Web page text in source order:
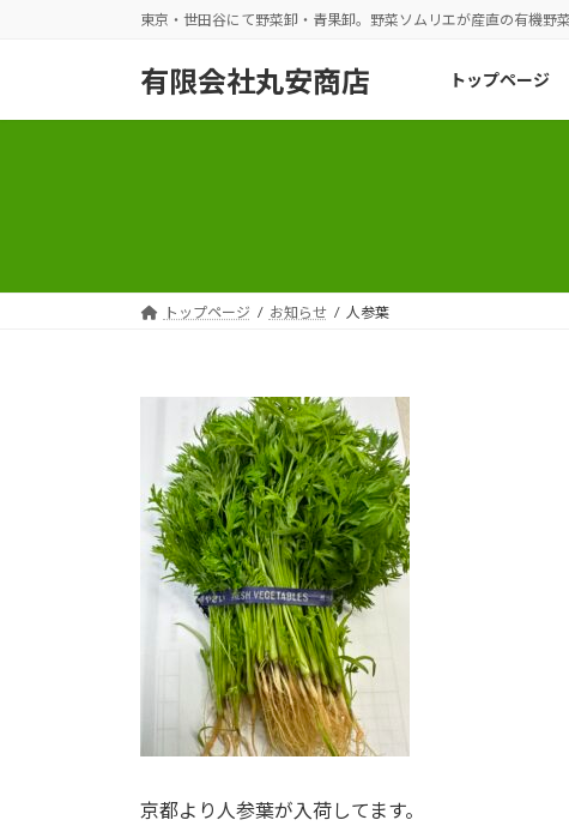
東京・世田谷にて野菜卸・青果卸。野菜ソムリエが産直の有機野
有限会社丸安商店 トップページ
トップページ お知らせ 人参葉
京都より人参葉が入荷してます。